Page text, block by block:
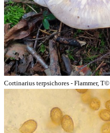
Cortinarius terpsichores - Flammer, T©